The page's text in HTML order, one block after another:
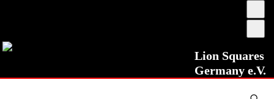
Lion Squares
Germany e.V.